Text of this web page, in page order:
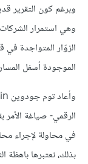
وبرغم كون التقرير
وهي استمرار
الزوّار المتواجدة
الموجودة أسفل
الرقمي- صياغة الأمر
في محاولة لإجراء
بذلك، نعتبرها باهظة